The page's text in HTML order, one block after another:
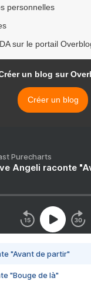
personnelles
sur le portail
un blog sur
Créer un blog
Purecharts
Angeli raconte
"Avant de partir"
"Bouge de là"